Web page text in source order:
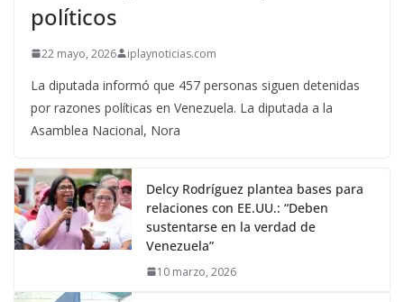
políticos
22 mayo, 2026 iplaynoticias.com
La diputada informó que 457 personas siguen detenidas
por razones políticas en Venezuela. La diputada a la
Asamblea Nacional, Nora
Delcy Rodríguez plantea bases para
relaciones con EE.UU.: “Deben
sustentarse en la verdad de
Venezuela”
10 marzo, 2026